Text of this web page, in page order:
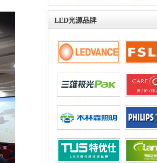
LED光源品牌